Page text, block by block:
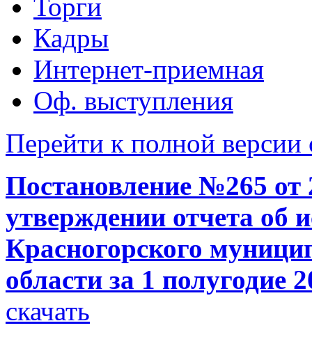
Торги
Кадры
Интернет-приемная
Оф. выступления
Перейти к полной версии
Постановление №265 от
утверждении отчета об
Красногорского
области за 1 полугодие
скачать